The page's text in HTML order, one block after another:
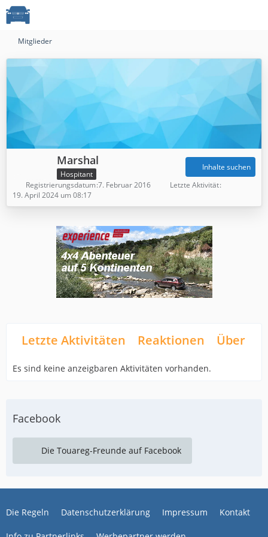
Mitglieder
Marshal
Hospitant
Inhalte suchen
Registrierungsdatum 7. Februar 2016
Letzte Aktivität
19. April 2024 um 08:17
Letzte Aktivitäten Reaktionen Über
Es sind keine anzeigbaren Aktivitäten vorhanden.
Facebook
Die Touareg-Freunde auf Facebook
Die Regeln Datenschutzerklärung Impressum Kontakt